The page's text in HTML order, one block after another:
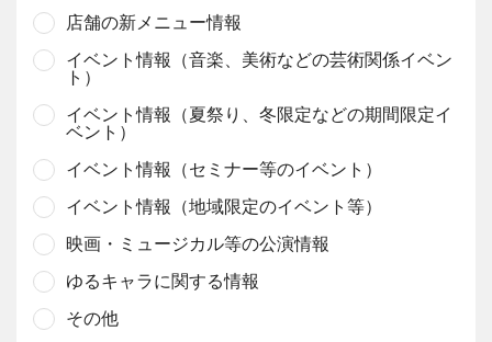
店舗の新メニュー情報
イベント情報（音楽、美術などの芸術関係イベン
ト）
イベント情報（夏祭り、冬限定などの期間限定イ
ベント）
イベント情報（セミナー等のイベント）
イベント情報（地域限定のイベント等）
映画・ミュージカル等の公演情報
ゆるキャラに関する情報
その他